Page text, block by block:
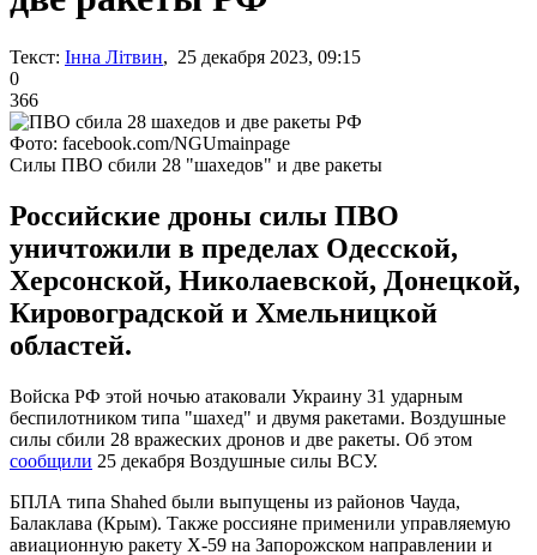
Текст: Інна Літвин, 25 декабря 2023, 09:15
0
366
Фото: facebook.com/NGUmainpage
Силы ПВО сбили 28 "шахедов" и две ракеты
Российские дроны силы ПВО
уничтожили в пределах Одесской,
Херсонской, Николаевской, Донецкой,
Кировоградской и Хмельницкой
областей.
Войска РФ этой ночью атаковали Украину 31 ударным
беспилотником типа "шахед" и двумя ракетами. Воздушные
силы сбили 28 вражеских дронов и две ракеты. Об этом
сообщили 25 декабря Воздушные силы ВСУ.
БПЛА типа Shahed были выпущены из районов Чауда,
Балаклава (Крым). Также россияне применили управляемую
авиационную ракету Х-59 на Запорожском направлении и